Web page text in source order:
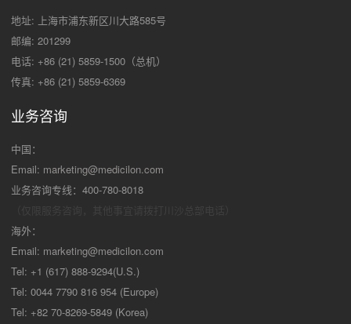
地址: 上海市浦东新区川大路585号
邮编: 201299
电话: +86 (21) 5859-1500（总机）
传真: +86 (21) 5859-6369
业务咨询
中国：
Email: marketing@medicilon.com
业务咨询专线：400-780-8018
海外：
Email: marketing@medicilon.com
Tel: +1 (617) 888-9294(U.S.)
Tel: 0044 7790 816 954 (Europe)
Tel: +82 70-8269-5849 (Korea)